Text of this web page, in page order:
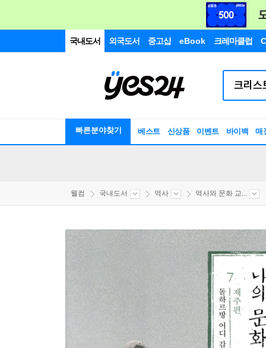
국내도서 외국도서 중고샵 eBook 크레마클럽
빠른분야찾기 베스트 신상품 이벤트 바이백 매
웰컴 국내도서 역사 역사와 문화 교...